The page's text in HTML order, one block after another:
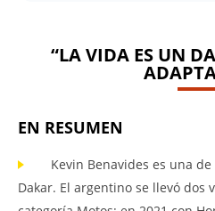
“LA VIDA ES UN
EN RESUMEN
Kevin Benavides es una de
Dakar. El argentino se llevó dos